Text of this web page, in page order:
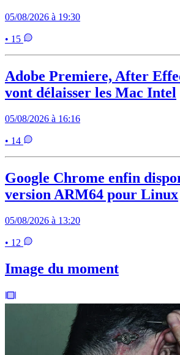
05/08/2026 à 19:30
• 15
Adobe Premiere, After
vont délaisser les Mac Intel
05/08/2026 à 16:16
• 14
Google Chrome enfin
version ARM64 pour Linux
05/08/2026 à 13:20
• 12
Image du moment